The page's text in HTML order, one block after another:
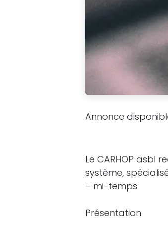
Annonce
Le CARHOP asbl
système,
– mi-temps
Présentation